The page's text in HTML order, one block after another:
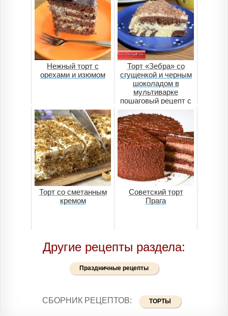
Нежный торт с
орехами и изюмом
Торт «Зебра» со
сгущенкой и черным
шоколадом в
мультиварке
пошаговый рецепт с
Торт со сметанным
кремом
Советский торт
Прага
Другие рецепты раздела:
Праздничные рецепты
СБОРНИК РЕЦЕПТОВ: ТОРТЫ